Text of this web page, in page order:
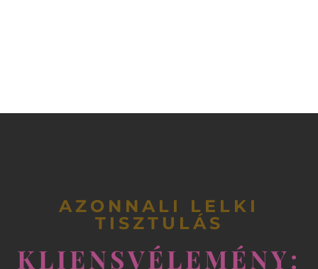
AZONNALI LELKI
TISZTULÁS
KLIENSVÉLEMÉNY: